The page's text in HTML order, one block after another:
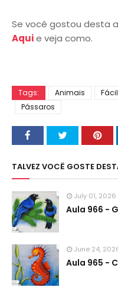
Se você gostou desta
Aquie veja como.
Tags: Animais Fácil
Pássaros
TALVEZ VOCÊ GOSTE
July 01, 2026
Aula 966 -
June 24,
Aula 965 -